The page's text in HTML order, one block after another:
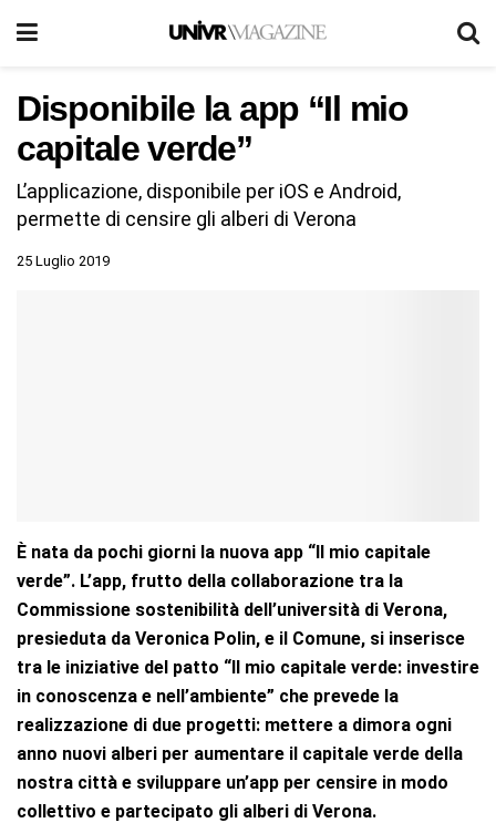
Disponibile la app “Il mio
capitale verde”
L’applicazione, disponibile per iOS e Android,
permette di censire gli alberi di Verona
25 Luglio 2019
È nata da pochi giorni la nuova app “Il mio capitale
verde”. L’app, frutto della collaborazione tra la
Commissione sostenibilità dell’università di Verona,
presieduta da Veronica Polin, e il Comune, si inserisce
tra le iniziative del patto “Il mio capitale verde: investire
in conoscenza e nell’ambiente” che prevede la
realizzazione di due progetti: mettere a dimora ogni
anno nuovi alberi per aumentare il capitale verde della
nostra città e sviluppare un’app per censire in modo
collettivo e partecipato gli alberi di Verona.